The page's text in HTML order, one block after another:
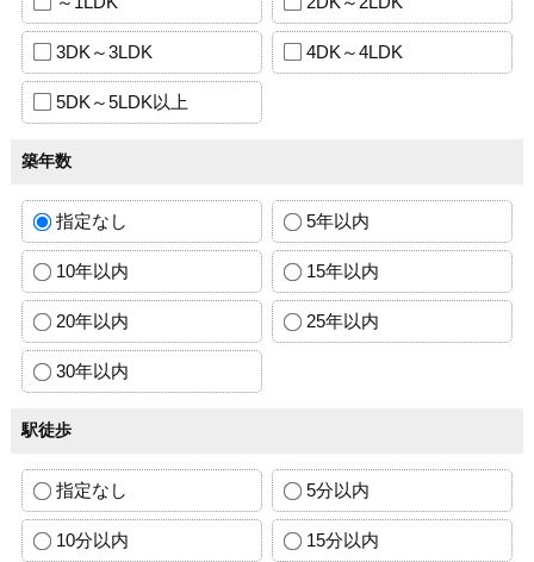
3DK～3LDK 4DK～4LDK
5DK～5LDK以上
築年数
指定なし 5年以内
10年以内 15年以内
20年以内 25年以内
30年以内
駅徒歩
指定なし 5分以内
10分以内 15分以内